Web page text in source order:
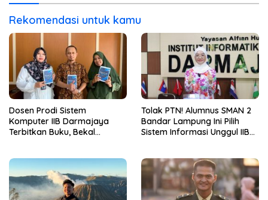
Rekomendasi untuk kamu
Dosen Prodi Sistem
Komputer IIB Darmajaya
Terbitkan Buku, Bekal
Tolak PTN! Alumnus SMAN 2
Bandar Lampung Ini Pilih
Sistem Informasi Unggul IIB